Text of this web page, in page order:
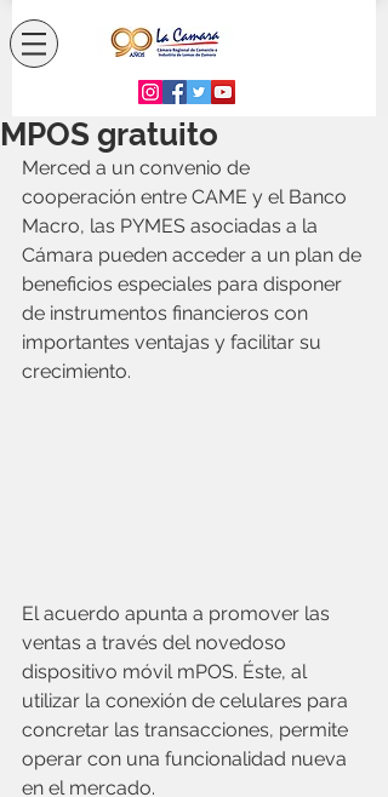
MPOS gratuito
Merced a un convenio de
cooperación entre CAME y el Banco
Macro, las PYMES asociadas a la
Cámara pueden acceder a un plan de
beneficios especiales para disponer
de instrumentos financieros con
importantes ventajas y facilitar su
crecimiento.
El acuerdo apunta a promover las
ventas a través del novedoso
dispositivo móvil mPOS. Éste, al
utilizar la conexión de celulares para
concretar las transacciones, permite
operar con una funcionalidad nueva
en el mercado.